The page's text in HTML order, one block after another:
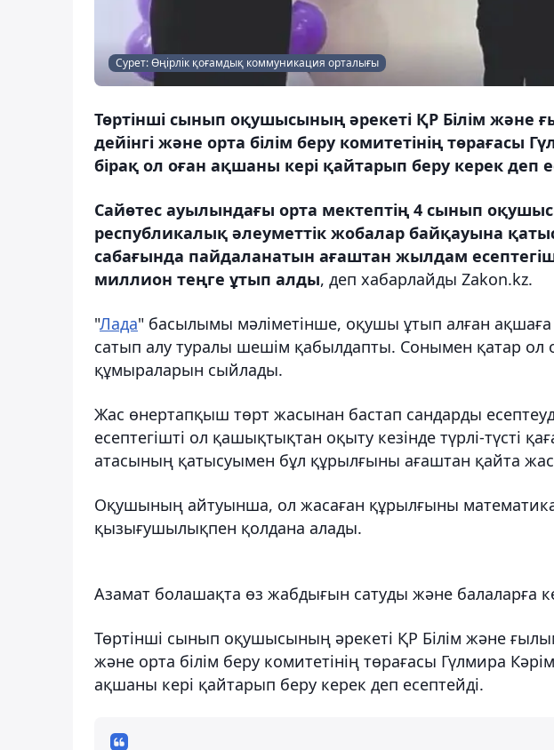
Сурет: Өңірлік қоғамдық коммуникация орталығы
Төртінші сынып оқушысының әрекеті ҚР Білім және
дейінгі және орта білім беру комитетінің төрағасы
бірақ ол оған ақшаны кері қайтарып беру керек деп
Сайөтес ауылындағы орта мектептің 4 сынып
республикалық әлеуметтік жобалар байқауына
сабағында пайдаланатын ағаштан жылдам
миллион теңге ұтып алды, деп хабарлайды Zakon.kz.
"Лада" басылымы мәліметінше, оқушы ұтып алған ақшаға
сатып алу туралы шешім қабылдапты. Сонымен қатар ол
құмыраларын сыйлады.
Жас өнертапқыш төрт жасынан бастап сандарды
есептегішті ол қашықтықтан оқыту кезінде түрлі-түсті
атасының қатысуымен бұл құрылғыны ағаштан қайта
Оқушының айтуынша, ол жасаған құрылғыны
қызығушылықпен қолдана алады.
Азамат болашақта өз жабдығын сатуды және балаларға
Төртінші сынып оқушысының әрекеті ҚР Білім және
және орта білім беру комитетінің төрағасы Гүлмира
ақшаны кері қайтарып беру керек деп есептейді.